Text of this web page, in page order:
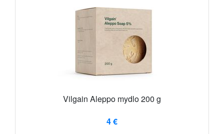
Vilgain Aleppo mydlo 200 g
4 €